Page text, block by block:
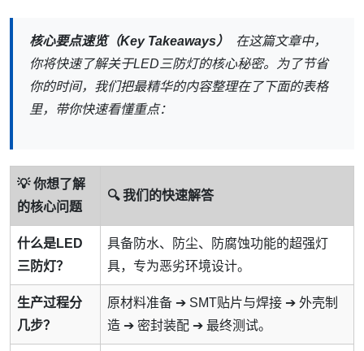
核心要点速览（Key Takeaways）
在这篇文章中，
你将快速了解关于LED三防灯的核心秘密。为了节省
你的时间，我们把最精华的内容整理在了下面的表格
里，带你快速看懂重点：
💡 你想了解
的核心问题
🔍 我们的快速解答
什么是LED
三防灯？
具备防水、防尘、防腐蚀功能的超强灯
具，专为恶劣环境设计。
生产过程分
几步？
原材料准备 ➔ SMT贴片与焊接 ➔ 外壳制
造 ➔ 密封装配 ➔ 最终测试。